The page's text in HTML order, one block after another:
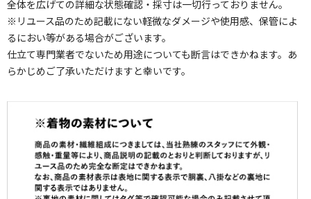
全体を広げての詳細な状態確認・採寸は一切行っておりません。
※リユース品のため記載にない軽微なダメージや使用感、保管によ
るにおい等がある場合がございます。
仕立て専門業者でないため用途についても断言はできかねます。あ
らかじめご了承いただけますと幸いです。